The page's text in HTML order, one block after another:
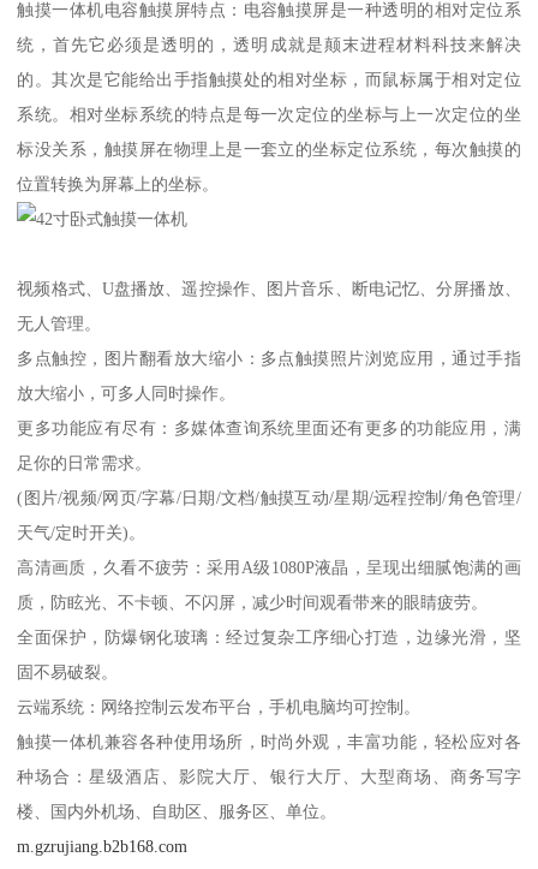
触摸一体机电容触摸屏特点：电容触摸屏是一种透明的相对定位系
统，首先它必须是透明的，透明成就是颠末进程材料科技来解决
的。其次是它能给出手指触摸处的相对坐标，而鼠标属于相对定位
系统。相对坐标系统的特点是每一次定位的坐标与上一次定位的坐
标没关系，触摸屏在物理上是一套立的坐标定位系统，每次触摸的
位置转换为屏幕上的坐标。
视频格式、U盘播放、遥控操作、图片音乐、断电记忆、分屏播放、
无人管理。
多点触控，图片翻看放大缩小：多点触摸照片浏览应用，通过手指
放大缩小，可多人同时操作。
更多功能应有尽有：多媒体查询系统里面还有更多的功能应用，满
足你的日常需求。
(图片/视频/网页/字幕/日期/文档/触摸互动/星期/远程控制/角色管理/
天气/定时开关)。
高清画质，久看不疲劳：采用A级1080P液晶，呈现出细腻饱满的画
质，防眩光、不卡顿、不闪屏，减少时间观看带来的眼睛疲劳。
全面保护，防爆钢化玻璃：经过复杂工序细心打造，边缘光滑，坚
固不易破裂。
云端系统：网络控制云发布平台，手机电脑均可控制。
触摸一体机兼容各种使用场所，时尚外观，丰富功能，轻松应对各
种场合：星级酒店、影院大厅、银行大厅、大型商场、商务写字
楼、国内外机场、自助区、服务区、单位。
m.gzrujiang.b2b168.com